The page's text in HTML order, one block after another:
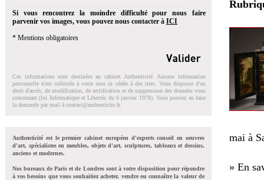
Si vous rencontrez la moindre difficulté pour nous faire
parvenir vos images, vous pouvez nous contacter à ICI
* Mentions obligatoires
Ces informations sont destinées au cabinet Authenticité. Aucune information
personnelle n'est collectée à votre insu ni cédée à des tiers. Vous disposez d'un
droit d'accés, de modification, de rectification et de suppression des données vous
concernant (loi Informatique et Libertés du 6 janvier 1978). Vous pouvez en faire
la demande par mail à contact@authenticite.fr.
Authenticité est le premier cabinet européen d'experts conseil en oeuvres
d'art, spécialistes en meubles, objets d'art, sculptures, tableaux et dessins,
anciens et modernes.
Nos bureaux de Paris et de Londres sont à votre disposition pour répondre
à vos besoins que vous souhaitiez acheter, vendre ou connaître la valeur de
mai à
» En